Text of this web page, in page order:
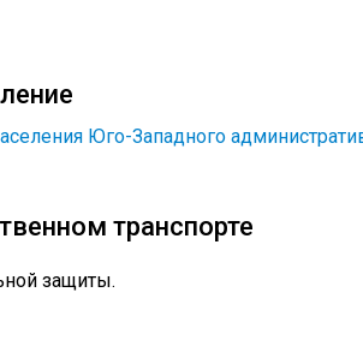
Юго-Западного
транспорте
защиты.